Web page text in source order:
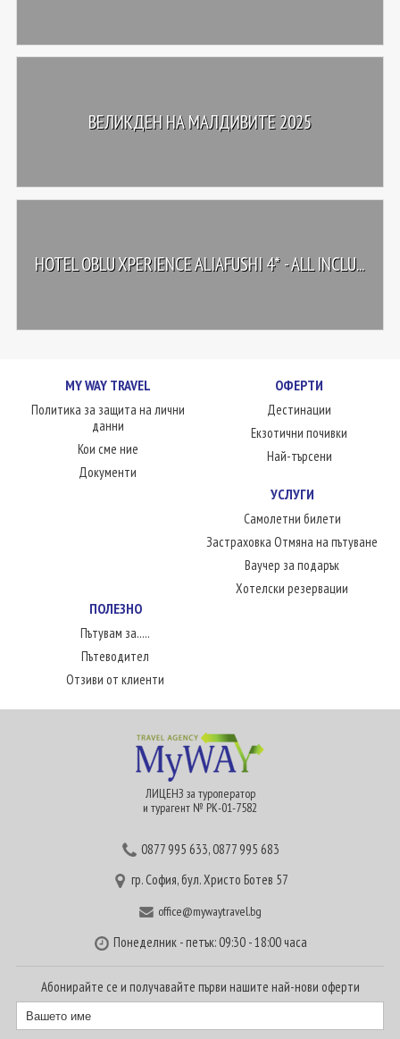
ВЕЛИКДЕН НА МАЛДИВИТЕ 2025
HOTEL OBLU XPERIENCE ALIAFUSHI 4* - ALL INCLU...
MY WAY TRAVEL
Политика за защита на лични
данни
Кои сме ние
Документи
ОФЕРТИ
Дестинации
Екзотични почивки
Най-търсени
УСЛУГИ
Самолетни билети
Застраховка Отмяна на пътуване
Ваучер за подарък
Хотелски резервации
ПОЛЕЗНО
Пътувам за.....
Пътеводител
Отзиви от клиенти
ЛИЦЕНЗ за туроператор
и турагент № РК-01-7582
0877 995 633,0877 995 683
гр. София, бул. Христо Ботев 57
office@mywaytravel.bg
Понеделник - петък: 09:30 - 18:00 часа
Абонирайте се и получавайте първи нашите най-нови оферти